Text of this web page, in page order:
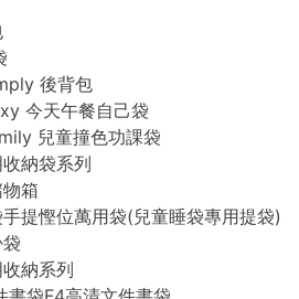
後背包
今天午餐自己袋
兒童撞色功課袋
納袋系列
箱
提慳位萬用袋(兒童睡袋專用提袋)
納系列